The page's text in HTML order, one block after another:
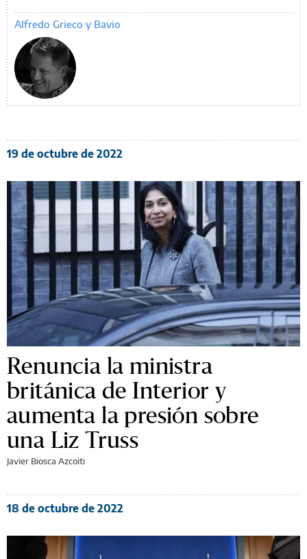
Alfredo Grieco y Bavio
19 de octubre de 2022
Renuncia la ministra
británica de Interior y
aumenta la presión sobre
una Liz Truss
Javier Biosca Azcoiti
18 de octubre de 2022